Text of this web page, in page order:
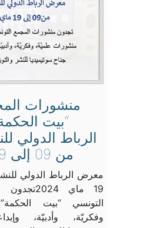
منشورات
“بيت
الرباط الدولي
من 09 إلى 19 ماي 2024
19 ماي
التونسي “بيت
وفكريّة، وأدبيّة،